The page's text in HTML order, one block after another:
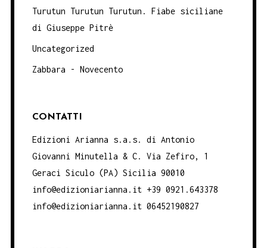
Turutun Turutun Turutun. Fiabe siciliane
di Giuseppe Pitrè
Uncategorized
Zabbara - Novecento
CONTATTI
Edizioni Arianna s.a.s. di Antonio
Giovanni Minutella & C. Via Zefiro, 1
Geraci Siculo (PA) Sicilia 90010
info@edizioniarianna.it +39 0921.643378
info@edizioniarianna.it 06452190827